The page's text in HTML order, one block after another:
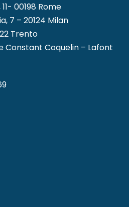
00198 Rome
7 – 20124 Milan
Trento
Constant Coquelin – Lafont